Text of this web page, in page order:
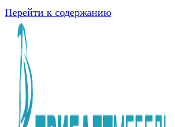
Перейти к содержанию